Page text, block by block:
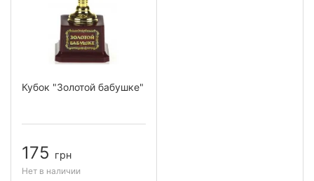
Кубок "Золотой бабушке"
175 грн
Нет в наличии